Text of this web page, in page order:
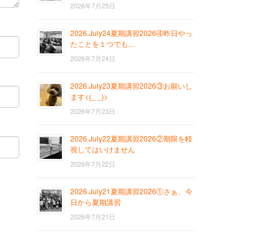
2026年7月25日
2026.July24夏期講習2026④昨日やっ
たことを１つでも…
2026年7月24日
2026.July23夏期講習2026③お願いし
ます<(_ _)>
2026年7月23日
2026.July22夏期講習2026②期限を軽
視してはいけません
2026年7月22日
2026.July21夏期講習2026①さぁ、今
日から夏期講習
2026年7月21日